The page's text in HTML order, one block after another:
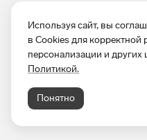
Используя сайт, вы
в Cookies для корректной
персонализации и
Политикой.
Понятно